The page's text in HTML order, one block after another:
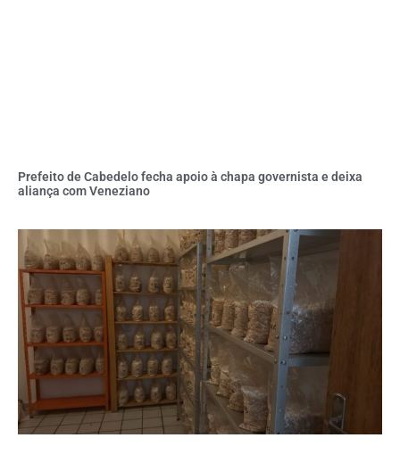
Prefeito de Cabedelo fecha apoio à chapa governista e deixa
aliança com Veneziano